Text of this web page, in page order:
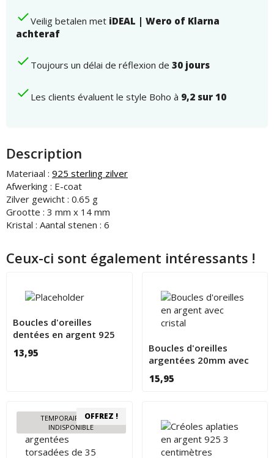
Veilig betalen met iDEAL | Wero of Klarna
achteraf
Toujours un délai de réflexion de 30 jours
Les clients évaluent le style Boho à 9,2 sur 10
Description
Materiaal : 925 sterling zilver
Afwerking : E-coat
Zilver gewicht : 0.65 g
Grootte : 3 mm x 14 mm
Kristal : Aantal stenen : 6
Ceux-ci sont également intéressants !
Boucles d'oreilles
dentées en argent 925
40mm
13,95
Boucles d'oreilles
argentées 20mm avec
cristaux
15,95
OFFREZ !
TEMPORAIREMENT
INDISPONIBLE